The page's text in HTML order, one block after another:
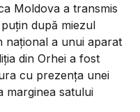
Moldova a transmis
după miezul
național a unui aparat
din Orhei a fost
cu prezența unei
marginea satului